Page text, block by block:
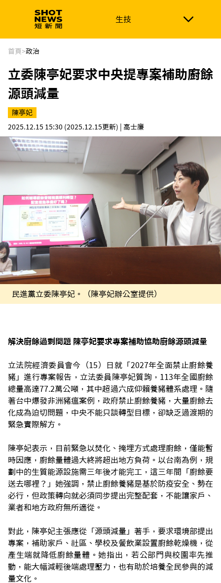
生技
生技 政治
新南向 體育
首頁>政治
立委陳亭妃要求中央提專案補助廚餘
源頭減量
陳亭妃
2025.12.15 15:30 (2025.12.15更新) | 高士廉
民進黨立委陳亭妃。（陳亭妃辦公室提供）
解決廚餘過剩問題 陳亭妃要求專案補助協助廚餘源頭減量
立法院經濟委員會今（15）日就「2027年全面禁止廚餘養
豬」進行專案報告，立法委員陳亭妃質詢，113年全國廚餘
總量高達77.2萬公噸，其中超過六成仰賴養豬體系處理。隨
著台中爆發非洲豬瘟案例，政府禁止廚餘養豬，大量廚餘去
化成為迫切問題，中央不能只談轉型目標，卻缺乏過渡期的
緊急實際解方。
陳亭妃表示，目前緊急以焚化、掩埋方式處理廚餘，僅能暫
時因應，廚餘量體過大終將超出地方負荷。以台南為例，規
劃中的生質能源設施需三年後才能完工，這三年間「廚餘要
送去哪裡？」她強調，禁止廚餘養豬是基於防疫安全、勢在
必行，但政策轉向就必須同步提出完整配套，不能讓家戶、
業者和地方政府無所適從。
對此，陳亭妃主張應從「源頭減量」著手，要求環境部提出
專案，補助家戶、社區、學校及餐飲業設置廚餘乾燥機，從
產生端就降低廚餘量體。她指出，若公部門與校園率先推
動，能大幅減輕後端處理壓力，也有助於培養全民參與的減
量文化。